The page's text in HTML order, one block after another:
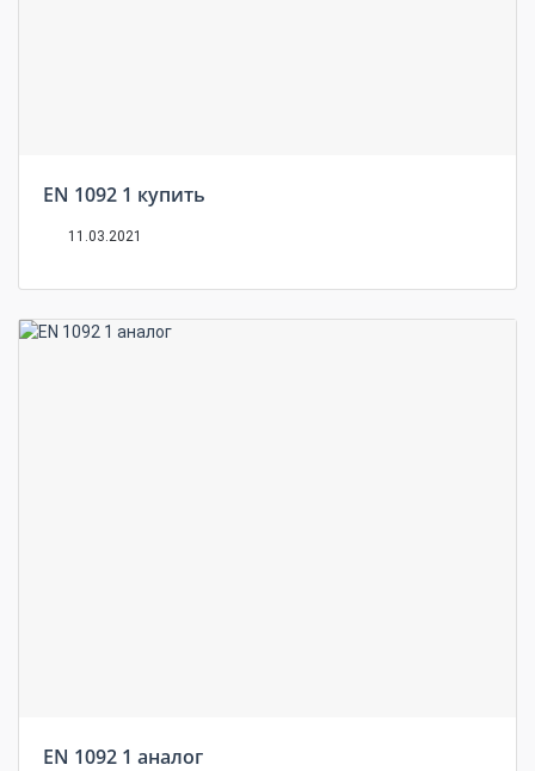
EN 1092 1 купить
11.03.2021
EN 1092 1 аналог